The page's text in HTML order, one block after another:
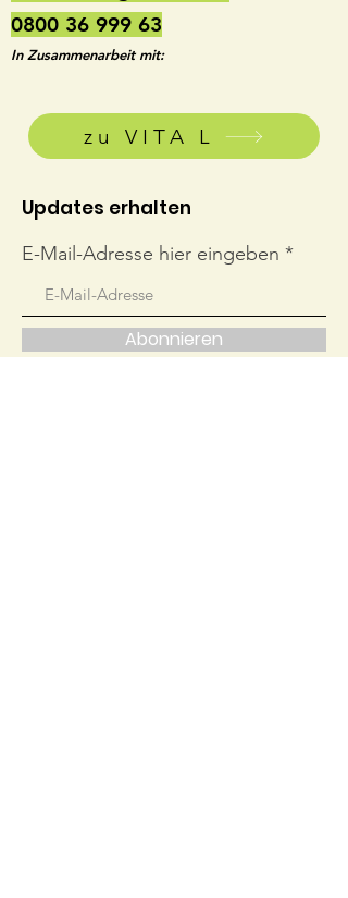
0800 36 999 63
In Zusammenarbeit mit:
zu VITA L
Updates erhalten
E-Mail-Adresse hier eingeben
Abonnieren